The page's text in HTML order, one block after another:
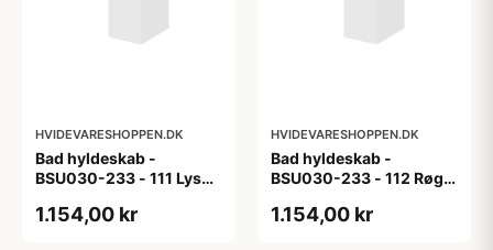
HVIDEVARESHOPPEN.DK
Bad hyldeskab -
BSU030-233 - 111 Lys
1.154,00 kr
HVIDEVARESHOPPEN.DK
Bad hyldeskab -
BSU030-233 - 112 Røget
1.154,00 kr